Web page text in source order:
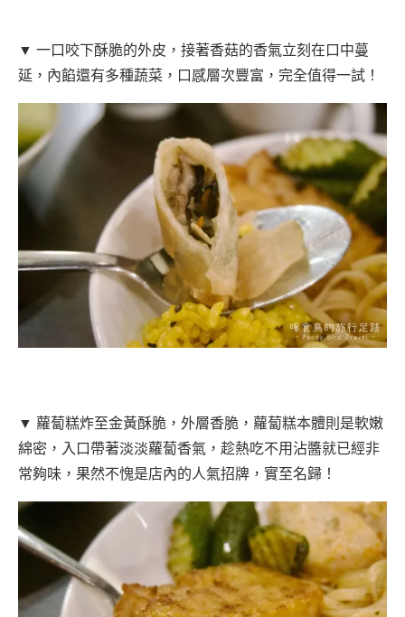
▼ 一口咬下酥脆的外皮，接著香菇的香氣立刻在口中蔓
延，內餡還有多種蔬菜，口感層次豐富，完全值得一試！
▼ 蘿蔔糕炸至金黃酥脆，外層香脆，蘿蔔糕本體則是軟嫩
綿密，入口帶著淡淡蘿蔔香氣，趁熱吃不用沾醬就已經非
常夠味，果然不愧是店內的人氣招牌，實至名歸！